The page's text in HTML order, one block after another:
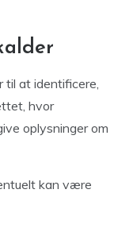
til at identificere,
hvor
oplysninger om
kan være